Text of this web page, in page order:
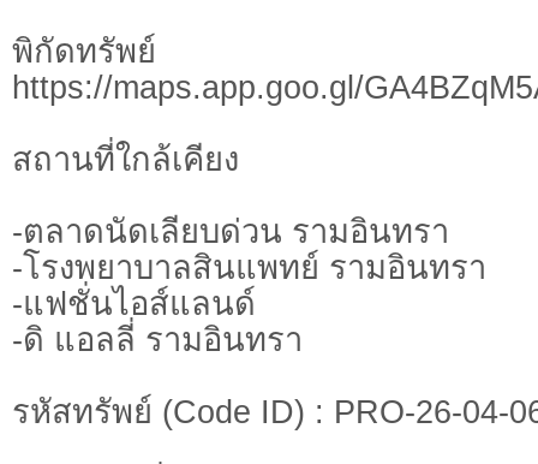
พิกัดทรั
https://maps.app.goo.gl/
สถานที่ใกล้เคียง
-ตลาดนัดเลียบด่วน รามอินทรา
-โรงพยาบาลสินแพทย์ รามอินทรา
-แฟชั่นไอส์แลนด์
-ดิ แอลลี่ รามอินทรา
รหัสทรัพย์ (Code ID) : PRO-26-04-